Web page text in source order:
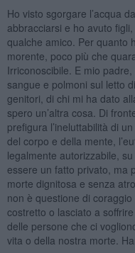
Ho visto sgorgare l’acqua
abbracciarsi e ho avuto
qualche amico. Per quanto
morente, poco più che
Irriconoscibile. E mio
sangue e polmoni sul letto
genitori, di chi mi ha dato
spero un’altra cosa. Di
prefigura l’ineluttabilità di
del corpo e della mente,
legalmente autorizzabile,
essere un fatto privato, ma
morte dignitosa e senza
non è questione di
costretto o lasciato a
delle persone che ci
vita o della nostra morte.